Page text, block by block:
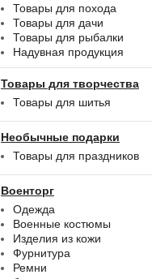
Товары для похода
Товары для дачи
Товары для рыбалки
Надувная продукция
Товары для творчества
Товары для шитья
Необычные подарки
Товары для праздников
Военторг
Одежда
Военные костюмы
Изделия из кожи
Фурнитура
Ремни